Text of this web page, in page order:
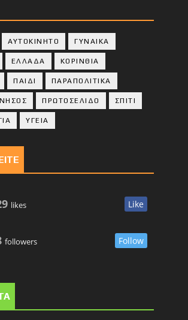
ΑΥΤΟΚΙΝΗΤΟ ΓΥΝΑΙΚΑ
ΕΛΛΑΔΑ ΚΟΡΙΝΘΙΑ
ΠΑΙΔΙ ΠΑΡΑΠΟΛΙΤΙΚΑ
ΠΡΩΤΟΣΕΛΙΔΟ ΣΠΙΤΙ
ΥΓΕΙΑ
likes Like
followers Follow